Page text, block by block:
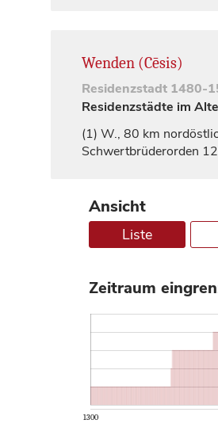
Wenden (Cēsis)
Residenzstadt 1480-
Residenzstädte im
(1) W., 80 km
Schwertbrüderorden
Ansicht
Liste
Zeitraum
1300